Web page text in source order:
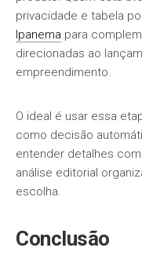
privacidade e tabela
Ipanema para
direcionadas ao
empreendimento.
O ideal é usar essa
como decisão
entender detalhes
análise editorial
escolha.
Conclusão